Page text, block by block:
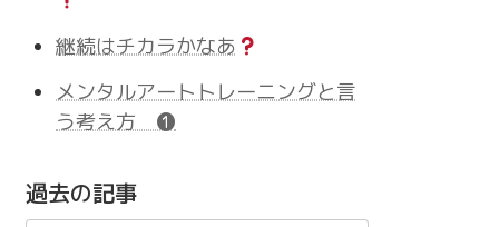
継続はチカラかなあ
メンタルアートトレーニングと言
う考え方 ❶
過去の記事